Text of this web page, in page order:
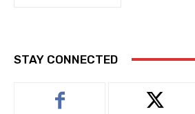
STAY CONNECTED